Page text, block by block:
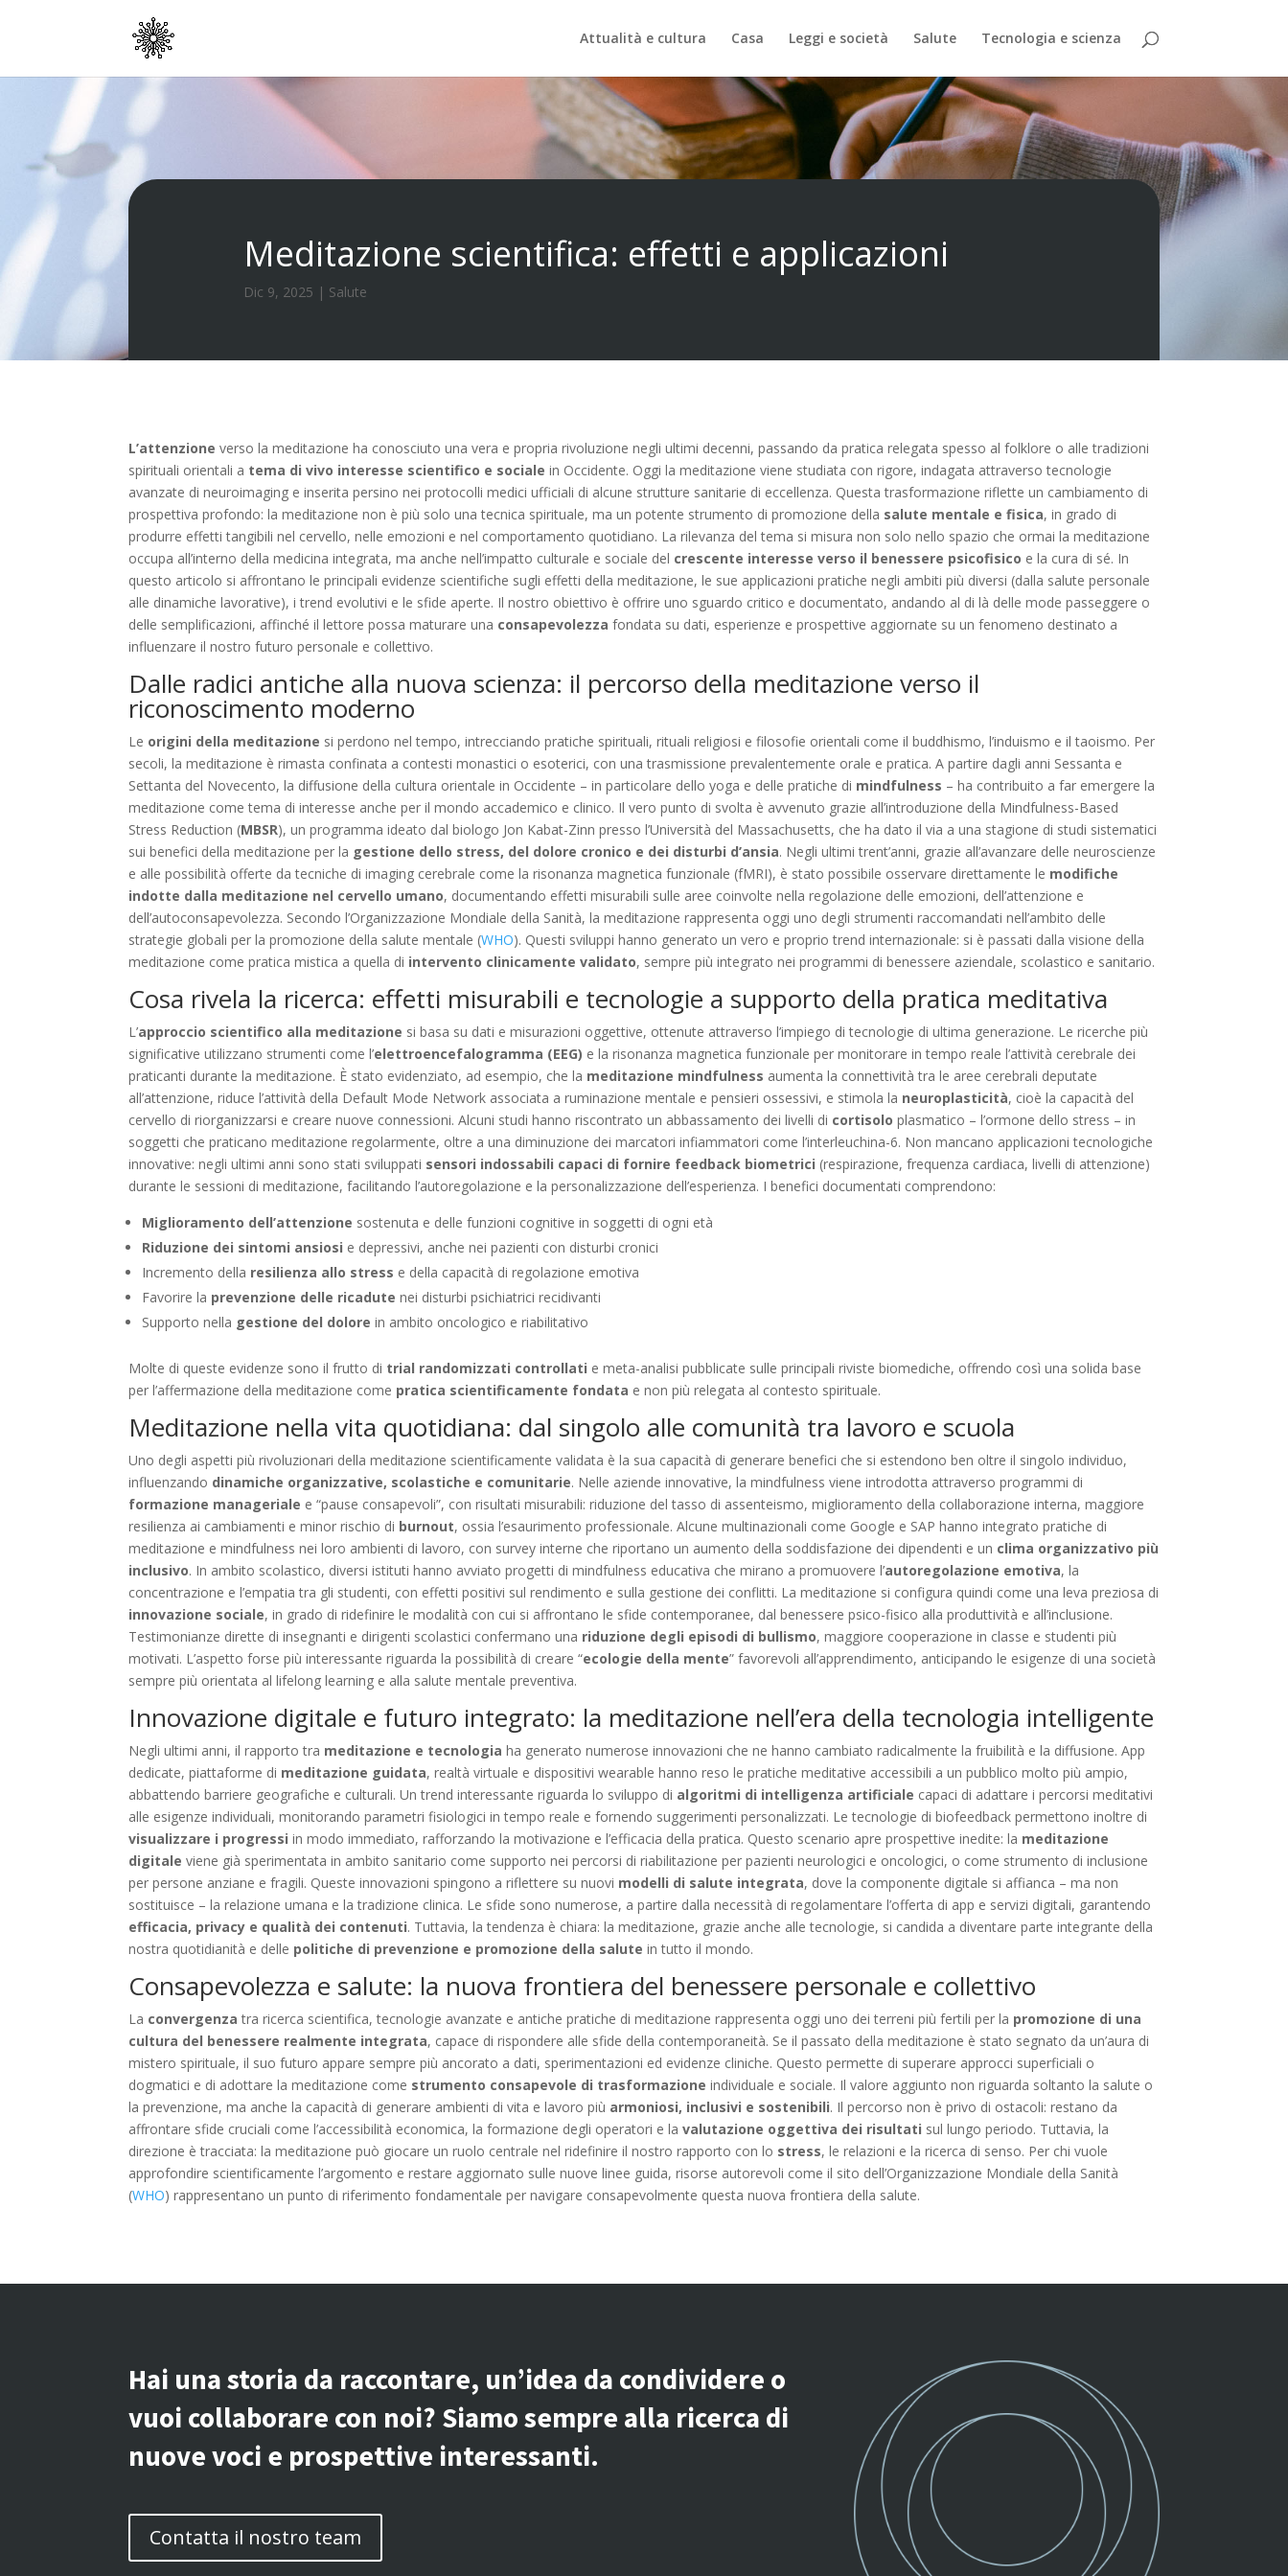
Attualità e cultura Casa Leggi e società Salute Tecnologia e scienza
Meditazione scientifica: effetti e applicazioni
Dic 9, 2025 | Salute
L’attenzione verso la meditazione ha conosciuto una vera e propria rivoluzione negli ultimi decenni, passando da pratica relegata spesso al folklore o alle tradizioni
spirituali orientali a tema di vivo interesse scientifico e sociale in Occidente. Oggi la meditazione viene studiata con rigore, indagata attraverso tecnologie
avanzate di neuroimaging e inserita persino nei protocolli medici ufficiali di alcune strutture sanitarie di eccellenza. Questa trasformazione riflette un cambiamento di
prospettiva profondo: la meditazione non è più solo una tecnica spirituale, ma un potente strumento di promozione della salute mentale e fisica, in grado di
produrre effetti tangibili nel cervello, nelle emozioni e nel comportamento quotidiano. La rilevanza del tema si misura non solo nello spazio che ormai la meditazione
occupa all’interno della medicina integrata, ma anche nell’impatto culturale e sociale del crescente interesse verso il benessere psicofisico e la cura di sé. In
questo articolo si affrontano le principali evidenze scientifiche sugli effetti della meditazione, le sue applicazioni pratiche negli ambiti più diversi (dalla salute personale
alle dinamiche lavorative), i trend evolutivi e le sfide aperte. Il nostro obiettivo è offrire uno sguardo critico e documentato, andando al di là delle mode passeggere o
delle semplificazioni, affinché il lettore possa maturare una consapevolezza fondata su dati, esperienze e prospettive aggiornate su un fenomeno destinato a
influenzare il nostro futuro personale e collettivo.
Dalle radici antiche alla nuova scienza: il percorso della meditazione verso il
riconoscimento moderno
Le origini della meditazione si perdono nel tempo, intrecciando pratiche spirituali, rituali religiosi e filosofie orientali come il buddhismo, l’induismo e il taoismo. Per
secoli, la meditazione è rimasta confinata a contesti monastici o esoterici, con una trasmissione prevalentemente orale e pratica. A partire dagli anni Sessanta e
Settanta del Novecento, la diffusione della cultura orientale in Occidente – in particolare dello yoga e delle pratiche di mindfulness – ha contribuito a far emergere la
meditazione come tema di interesse anche per il mondo accademico e clinico. Il vero punto di svolta è avvenuto grazie all’introduzione della Mindfulness-Based
Stress Reduction (MBSR), un programma ideato dal biologo Jon Kabat-Zinn presso l’Università del Massachusetts, che ha dato il via a una stagione di studi sistematici
sui benefici della meditazione per la gestione dello stress, del dolore cronico e dei disturbi d’ansia. Negli ultimi trent’anni, grazie all’avanzare delle neuroscienze
e alle possibilità offerte da tecniche di imaging cerebrale come la risonanza magnetica funzionale (fMRI), è stato possibile osservare direttamente le modifiche
indotte dalla meditazione nel cervello umano, documentando effetti misurabili sulle aree coinvolte nella regolazione delle emozioni, dell’attenzione e
dell’autoconsapevolezza. Secondo l’Organizzazione Mondiale della Sanità, la meditazione rappresenta oggi uno degli strumenti raccomandati nell’ambito delle
strategie globali per la promozione della salute mentale (WHO). Questi sviluppi hanno generato un vero e proprio trend internazionale: si è passati dalla visione della
meditazione come pratica mistica a quella di intervento clinicamente validato, sempre più integrato nei programmi di benessere aziendale, scolastico e sanitario.
Cosa rivela la ricerca: effetti misurabili e tecnologie a supporto della pratica meditativa
L’approccio scientifico alla meditazione si basa su dati e misurazioni oggettive, ottenute attraverso l’impiego di tecnologie di ultima generazione. Le ricerche più
significative utilizzano strumenti come l’elettroencefalogramma (EEG) e la risonanza magnetica funzionale per monitorare in tempo reale l’attività cerebrale dei
praticanti durante la meditazione. È stato evidenziato, ad esempio, che la meditazione mindfulness aumenta la connettività tra le aree cerebrali deputate
all’attenzione, riduce l’attività della Default Mode Network associata a ruminazione mentale e pensieri ossessivi, e stimola la neuroplasticità, cioè la capacità del
cervello di riorganizzarsi e creare nuove connessioni. Alcuni studi hanno riscontrato un abbassamento dei livelli di cortisolo plasmatico – l’ormone dello stress – in
soggetti che praticano meditazione regolarmente, oltre a una diminuzione dei marcatori infiammatori come l’interleuchina-6. Non mancano applicazioni tecnologiche
innovative: negli ultimi anni sono stati sviluppati sensori indossabili capaci di fornire feedback biometrici (respirazione, frequenza cardiaca, livelli di attenzione)
durante le sessioni di meditazione, facilitando l’autoregolazione e la personalizzazione dell’esperienza. I benefici documentati comprendono:
Miglioramento dell’attenzione sostenuta e delle funzioni cognitive in soggetti di ogni età
Riduzione dei sintomi ansiosi e depressivi, anche nei pazienti con disturbi cronici
Incremento della resilienza allo stress e della capacità di regolazione emotiva
Favorire la prevenzione delle ricadute nei disturbi psichiatrici recidivanti
Supporto nella gestione del dolore in ambito oncologico e riabilitativo
Molte di queste evidenze sono il frutto di trial randomizzati controllati e meta-analisi pubblicate sulle principali riviste biomediche, offrendo così una solida base
per l’affermazione della meditazione come pratica scientificamente fondata e non più relegata al contesto spirituale.
Meditazione nella vita quotidiana: dal singolo alle comunità tra lavoro e scuola
Uno degli aspetti più rivoluzionari della meditazione scientificamente validata è la sua capacità di generare benefici che si estendono ben oltre il singolo individuo,
influenzando dinamiche organizzative, scolastiche e comunitarie. Nelle aziende innovative, la mindfulness viene introdotta attraverso programmi di
formazione manageriale e “pause consapevoli”, con risultati misurabili: riduzione del tasso di assenteismo, miglioramento della collaborazione interna, maggiore
resilienza ai cambiamenti e minor rischio di burnout, ossia l’esaurimento professionale. Alcune multinazionali come Google e SAP hanno integrato pratiche di
meditazione e mindfulness nei loro ambienti di lavoro, con survey interne che riportano un aumento della soddisfazione dei dipendenti e un clima organizzativo più
inclusivo. In ambito scolastico, diversi istituti hanno avviato progetti di mindfulness educativa che mirano a promuovere l’autoregolazione emotiva, la
concentrazione e l’empatia tra gli studenti, con effetti positivi sul rendimento e sulla gestione dei conflitti. La meditazione si configura quindi come una leva preziosa di
innovazione sociale, in grado di ridefinire le modalità con cui si affrontano le sfide contemporanee, dal benessere psico-fisico alla produttività e all’inclusione.
Testimonianze dirette di insegnanti e dirigenti scolastici confermano una riduzione degli episodi di bullismo, maggiore cooperazione in classe e studenti più
motivati. L’aspetto forse più interessante riguarda la possibilità di creare “ecologie della mente” favorevoli all’apprendimento, anticipando le esigenze di una società
sempre più orientata al lifelong learning e alla salute mentale preventiva.
Innovazione digitale e futuro integrato: la meditazione nell’era della tecnologia intelligente
Negli ultimi anni, il rapporto tra meditazione e tecnologia ha generato numerose innovazioni che ne hanno cambiato radicalmente la fruibilità e la diffusione. App
dedicate, piattaforme di meditazione guidata, realtà virtuale e dispositivi wearable hanno reso le pratiche meditative accessibili a un pubblico molto più ampio,
abbattendo barriere geografiche e culturali. Un trend interessante riguarda lo sviluppo di algoritmi di intelligenza artificiale capaci di adattare i percorsi meditativi
alle esigenze individuali, monitorando parametri fisiologici in tempo reale e fornendo suggerimenti personalizzati. Le tecnologie di biofeedback permettono inoltre di
visualizzare i progressi in modo immediato, rafforzando la motivazione e l’efficacia della pratica. Questo scenario apre prospettive inedite: la meditazione
digitale viene già sperimentata in ambito sanitario come supporto nei percorsi di riabilitazione per pazienti neurologici e oncologici, o come strumento di inclusione
per persone anziane e fragili. Queste innovazioni spingono a riflettere su nuovi modelli di salute integrata, dove la componente digitale si affianca – ma non
sostituisce – la relazione umana e la tradizione clinica. Le sfide sono numerose, a partire dalla necessità di regolamentare l’offerta di app e servizi digitali, garantendo
efficacia, privacy e qualità dei contenuti. Tuttavia, la tendenza è chiara: la meditazione, grazie anche alle tecnologie, si candida a diventare parte integrante della
nostra quotidianità e delle politiche di prevenzione e promozione della salute in tutto il mondo.
Consapevolezza e salute: la nuova frontiera del benessere personale e collettivo
La convergenza tra ricerca scientifica, tecnologie avanzate e antiche pratiche di meditazione rappresenta oggi uno dei terreni più fertili per la promozione di una
cultura del benessere realmente integrata, capace di rispondere alle sfide della contemporaneità. Se il passato della meditazione è stato segnato da un’aura di
mistero spirituale, il suo futuro appare sempre più ancorato a dati, sperimentazioni ed evidenze cliniche. Questo permette di superare approcci superficiali o
dogmatici e di adottare la meditazione come strumento consapevole di trasformazione individuale e sociale. Il valore aggiunto non riguarda soltanto la salute o
la prevenzione, ma anche la capacità di generare ambienti di vita e lavoro più armoniosi, inclusivi e sostenibili. Il percorso non è privo di ostacoli: restano da
affrontare sfide cruciali come l’accessibilità economica, la formazione degli operatori e lavalutazione oggettiva dei risultati sul lungo periodo. Tuttavia, la
direzione è tracciata: la meditazione può giocare un ruolo centrale nel ridefinire il nostro rapporto con lo stress, le relazioni e la ricerca di senso. Per chi vuole
approfondire scientificamente l’argomento e restare aggiornato sulle nuove linee guida, risorse autorevoli come il sito dell’Organizzazione Mondiale della Sanità
(WHO) rappresentano un punto di riferimento fondamentale per navigare consapevolmente questa nuova frontiera della salute.
Hai una storia da raccontare, un’idea da condividere o
vuoi collaborare con noi? Siamo sempre alla ricerca di
nuove voci e prospettive interessanti.
Contatta il nostro team